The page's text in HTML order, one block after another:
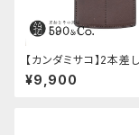
【カンダミサコ】2本差
ス・ミネルバボックス (
ニョ)
¥9,900